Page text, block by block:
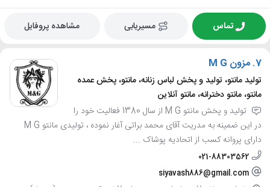
تماس مسیریابی مشاهده پروفایل
7. مزون M G
تولید مانتو، تولید و پخش لباس زنانه، مانتو، پخش عمده
مانتو، مانتو دخترانه، مانتو آنلاین
تولید و پخش مانتو M G از سال 1380 فعالیت خود را
در این ضمینه به مدریت آقای محمد براتی آغار نموده ، تولیدی مانتو M G
دارای پروانه کسب از اتحادیه پوشاک ...
021-88303562
siyavash886@gmail.com